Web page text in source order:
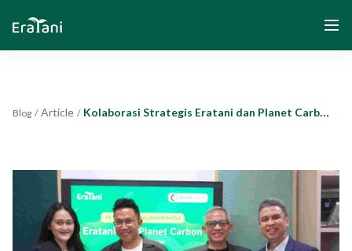
Solution
Blog / Article / Kolaborasi Strategis Eratani dan Planet Carbon Melalui Biochar